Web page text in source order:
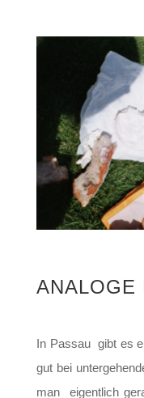
ANALOGE
In Passau gibt es
gut bei
man eigentlich